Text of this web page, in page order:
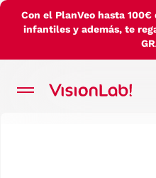
Con el PlanVeo hasta
infantiles y además, te